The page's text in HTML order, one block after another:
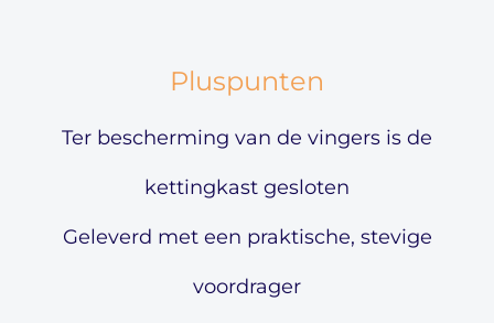
Pluspunten
Ter bescherming van de vingers is de
kettingkast gesloten
Geleverd met een praktische, stevige
voordrager